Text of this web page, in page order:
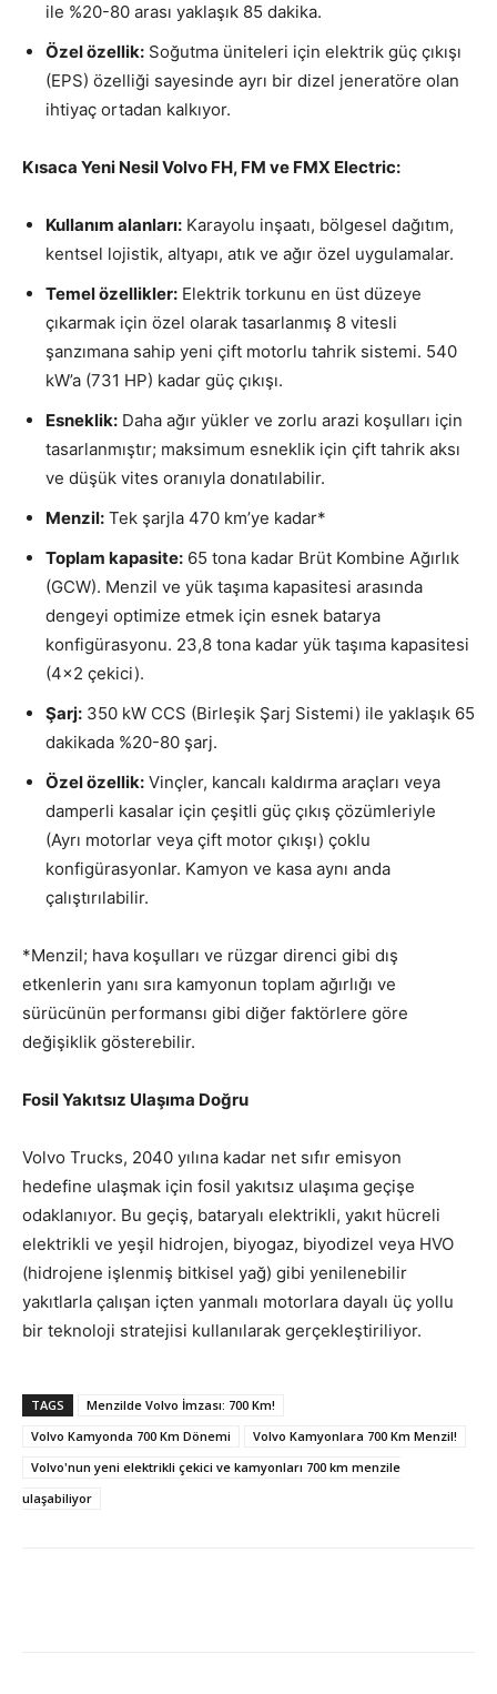
ile %20-80 arası yaklaşık 85 dakika.
Özel özellik: Soğutma üniteleri için elektrik güç çıkışı
(EPS) özelliği sayesinde ayrı bir dizel jeneratöre olan
ihtiyaç ortadan kalkıyor.
Kısaca Yeni Nesil Volvo FH, FM ve FMX Electric:
Kullanım alanları: Karayolu inşaatı, bölgesel dağıtım,
kentsel lojistik, altyapı, atık ve ağır özel uygulamalar.
Temel özellikler: Elektrik torkunu en üst düzeye
çıkarmak için özel olarak tasarlanmış 8 vitesli
şanzımana sahip yeni çift motorlu tahrik sistemi. 540
kW’a (731 HP) kadar güç çıkışı.
Esneklik: Daha ağır yükler ve zorlu arazi koşulları için
tasarlanmıştır; maksimum esneklik için çift tahrik aksı
ve düşük vites oranıyla donatılabilir.
Menzil: Tek şarjla 470 km’ye kadar*
Toplam kapasite: 65 tona kadar Brüt Kombine Ağırlık
(GCW). Menzil ve yük taşıma kapasitesi arasında
dengeyi optimize etmek için esnek batarya
konfigürasyonu. 23,8 tona kadar yük taşıma kapasitesi
(4×2 çekici).
Şarj: 350 kW CCS (Birleşik Şarj Sistemi) ile yaklaşık 65
dakikada %20-80 şarj.
Özel özellik: Vinçler, kancalı kaldırma araçları veya
damperli kasalar için çeşitli güç çıkış çözümleriyle
(Ayrı motorlar veya çift motor çıkışı) çoklu
konfigürasyonlar. Kamyon ve kasa aynı anda
çalıştırılabilir.
*Menzil; hava koşulları ve rüzgar direnci gibi dış
etkenlerin yanı sıra kamyonun toplam ağırlığı ve
sürücünün performansı gibi diğer faktörlere göre
değişiklik gösterebilir.
Fosil Yakıtsız Ulaşıma Doğru
Volvo Trucks, 2040 yılına kadar net sıfır emisyon
hedefine ulaşmak için fosil yakıtsız ulaşıma geçişe
odaklanıyor. Bu geçiş, bataryalı elektrikli, yakıt hücreli
elektrikli ve yeşil hidrojen, biyogaz, biyodizel veya HVO
(hidrojene işlenmiş bitkisel yağ) gibi yenilenebilir
yakıtlarla çalışan içten yanmalı motorlara dayalı üç yollu
bir teknoloji stratejisi kullanılarak gerçekleştiriliyor.
TAGS
Menzilde Volvo İmzası: 700 Km!
Volvo Kamyonda 700 Km Dönemi
Volvo Kamyonlara 700 Km Menzil!
Volvo'nun yeni elektrikli çekici ve kamyonları 700 km menzile
ulaşabiliyor